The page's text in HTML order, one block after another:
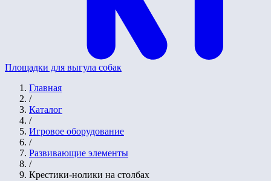
Площадки для выгула собак
Главная
/
Каталог
/
Игровое оборудование
/
Развивающие элементы
/
Крестики-нолики на столбах